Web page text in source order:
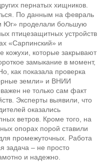
пернатых хищников.
По данным на февраль
Юг» проделали большую
птицезащитных устройств
«Сарпинский» и
кожухи, которые закрывают
замыкание в момент,
как показала проверка
земли» и ВНИИ
не только сам факт
Эксперты выявили, что
оказались
ветров. Кроме того, на
опорах порой ставили
промежуточных. Работа
задача – не просто
и надежно.